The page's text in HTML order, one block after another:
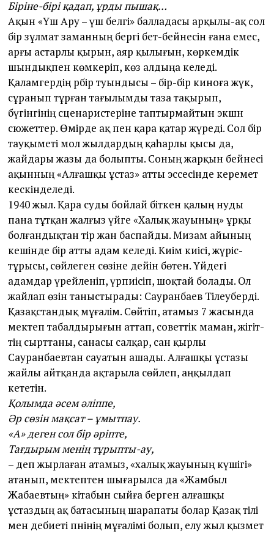
Біріне-бірі қадап, ұрды пышақ…
Ақын «Үш Ару – үш белгі» балладасы арқылы-ақ сол
бір зұлмат заманның бергі бет-бейнесін ғана емес,
арғы астарлы қырын, аяр қылығын, көркемдік
шындықпен көмкеріп, көз алдыңа әкеледі.
Қаламгердің әрбір туындысы – бір-бір киноға жүк,
сұранып тұрған тағылымды таза тақырып,
бүгінгінің сценаристеріне таптырмайтын экшн
сюжет­тер. Өмірде ақ пен қара қатар жүреді. Сол бір
тауқыметі мол жылдардың қаһарлы қысы да,
жайдары жазы да болыпты. Соның жарқын бейнесі
ақынның «Алғашқы ұстаз» ат­ты эссесінде керемет
кескінделеді.
1940 жыл. Қара суды бойлай біткен қалың нуды
пана тұтқан жалғыз үйге «Халық жауының» ұрқы
болғандықтан тір жан баспайды. Мизам айының
кешінде бір ат­ты адам келеді. Киім киісі, жүріс-
тұрысы, сөйлеген сөзіне дейін бөтен. Үйдегі
адамдар үрейленіп, үрпиісіп, шоқтай болады. Ол
жайлап өзін таныстырады: Сауранбаев Тілеуберді.
Қазақ­стандық мұғалім. Сөйтіп, атамыз 7 жасында
мектеп табалдырығын ат­тап, совет­тік маман, жігіт­
тің сырт­таны, санасы салқар, сан қырлы
Сауранбаевтан сауатын ашады. Алғашқы ұстазы
жайлы айтқанда ақтарыла сөйлеп, аңқылдап
кететін.
Қолымда әсем әліппе,
Әр сөзін мақсат – ұмытпау.
«А» деген сол бір әріпте,
Тағдырым менің тұрыпты-ау,
– деп жырлаған атамыз, «халық жауының күшігі»
атанып, мектептен шығарылса да «Жамбыл
Жабаевтың» кітабын сыйға берген алғашқы
ұстаздың ақ батасының шарапаты болар Қазақ тілі
мен әдебиеті пәнінің мұғалімі болып, елу жыл қызмет